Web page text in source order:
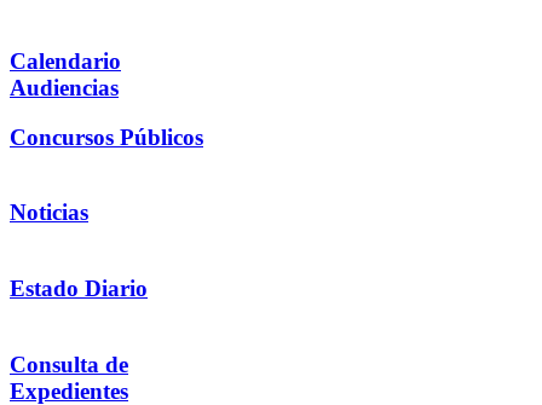
Calendario
Audiencias
Concursos Públicos
Noticias
Estado Diario
Consulta de
Expedientes